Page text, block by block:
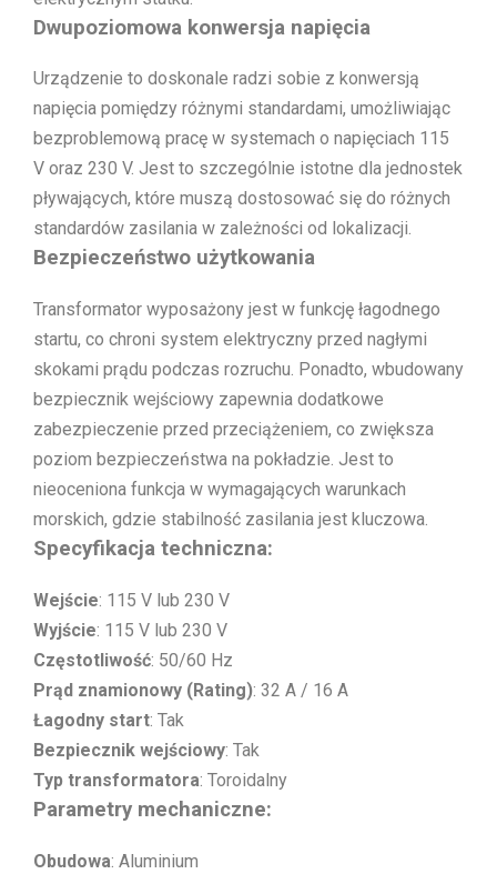
Dwupoziomowa konwersja napięcia
Urządzenie to doskonale radzi sobie z konwersją
napięcia pomiędzy różnymi standardami, umożliwiając
bezproblemową pracę w systemach o napięciach 115
V oraz 230 V. Jest to szczególnie istotne dla jednostek
pływających, które muszą dostosować się do różnych
standardów zasilania w zależności od lokalizacji.
Bezpieczeństwo użytkowania
Transformator wyposażony jest w funkcję łagodnego
startu, co chroni system elektryczny przed nagłymi
skokami prądu podczas rozruchu. Ponadto, wbudowany
bezpiecznik wejściowy zapewnia dodatkowe
zabezpieczenie przed przeciążeniem, co zwiększa
poziom bezpieczeństwa na pokładzie. Jest to
nieoceniona funkcja w wymagających warunkach
morskich, gdzie stabilność zasilania jest kluczowa.
Specyfikacja techniczna:
Wejście: 115 V lub 230 V
Wyjście: 115 V lub 230 V
Częstotliwość: 50/60 Hz
Prąd znamionowy (Rating): 32 A / 16 A
Łagodny start: Tak
Bezpiecznik wejściowy: Tak
Typ transformatora: Toroidalny
Parametry mechaniczne:
Obudowa: Aluminium